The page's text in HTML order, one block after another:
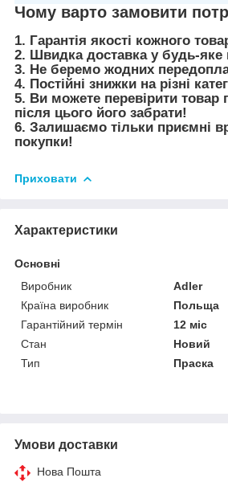
Чому варто замовити
1. Гарантія якості кожного
2. Швидка доставка у будь-яке
3. Не беремо жодних
4. Постійні знижки на різні
5. Ви можете перевірити товар
після цього його забрати!
6. Залишаємо тільки приємні
покупки!
Приховати
Характеристики
Основні
Виробник
Adler
Країна виробник
Польща
Гарантійний термін
12 міс
Стан
Новий
Тип
Праска
Умови доставки
Нова Пошта